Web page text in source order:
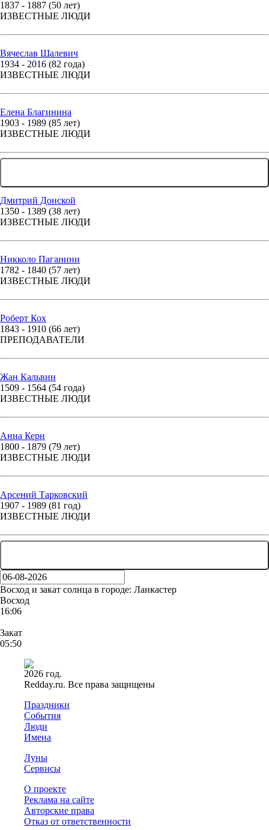
1837 - 1887 (50 лет)
ИЗВЕСТНЫЕ ЛЮДИ
Вячеслав Шалевич
1934 - 2016 (82 года)
ИЗВЕСТНЫЕ ЛЮДИ
Елена Благинина
1903 - 1989 (85 лет)
ИЗВЕСТНЫЕ ЛЮДИ
Дмитрий Донской
1350 - 1389 (38 лет)
ИЗВЕСТНЫЕ ЛЮДИ
Никколо Паганини
1782 - 1840 (57 лет)
ИЗВЕСТНЫЕ ЛЮДИ
Роберт Кох
1843 - 1910 (66 лет)
ПРЕПОДАВАТЕЛИ
Жан Кальвин
1509 - 1564 (54 года)
ИЗВЕСТНЫЕ ЛЮДИ
Анна Керн
1800 - 1879 (79 лет)
ИЗВЕСТНЫЕ ЛЮДИ
Арсений Тарковский
1907 - 1989 (81 год)
ИЗВЕСТНЫЕ ЛЮДИ
Восход и закат солнца в городе: Ланкастер
Восход
16:06
Закат
05:50
2026 год.
Redday.ru. Все права защищены
Праздники
События
Люди
Имена
Луны
Сервисы
О проекте
Реклама на сайте
Авторские права
Отказ от ответственности